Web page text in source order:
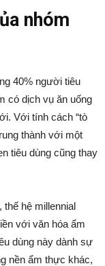
nhóm
40% người tiêu
có dịch vụ ăn uống
Với tính cách “tò
thành với một
tiêu dùng cũng thay
thế hệ millennial
với văn hóa ẩm
dùng này dành sự
nền ẩm thực khác,